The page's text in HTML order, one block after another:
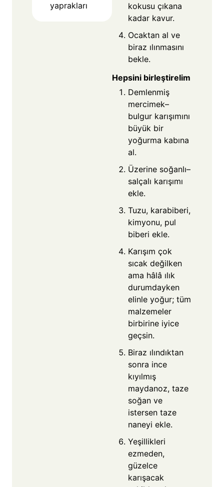
yaprakları
kokusu çıkana
kadar kavur.
Ocaktan al ve
biraz ılınmasını
bekle.
Hepsini birleştirelim
Demlenmiş
mercimek–
bulgur karışımını
büyük bir
yoğurma kabına
al.
Üzerine soğanlı–
salçalı karışımı
ekle.
Tuzu, karabiberi,
kimyonu, pul
biberi ekle.
Karışım çok
sıcak değilken
ama hâlâ ılık
durumdayken
elinle yoğur; tüm
malzemeler
birbirine iyice
geçsin.
Biraz ılındıktan
sonra ince
kıyılmış
maydanoz, taze
soğan ve
istersen taze
naneyi ekle.
Yeşillikleri
ezmeden,
güzelce
karışacak